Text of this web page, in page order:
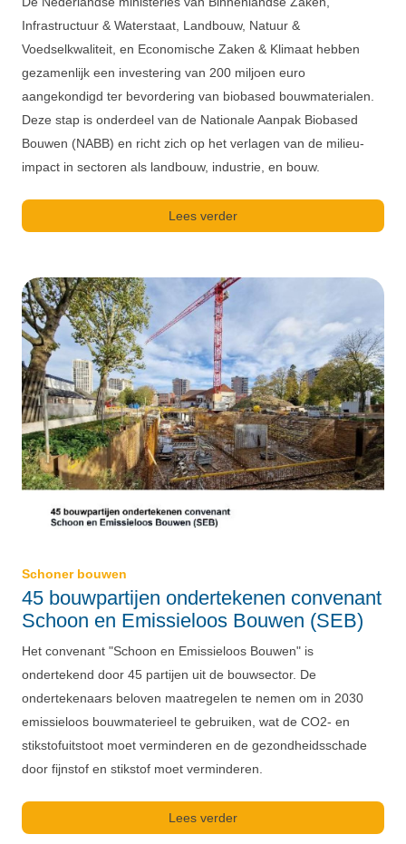
Infrastructuur & Waterstaat, Landbouw, Natuur &
Voedselkwaliteit, en Economische Zaken & Klimaat hebben
gezamenlijk een investering van 200 miljoen euro
aangekondigd ter bevordering van biobased bouwmaterialen.
Deze stap is onderdeel van de Nationale Aanpak Biobased
Bouwen (NABB) en richt zich op het verlagen van de milieu-
impact in sectoren als landbouw, industrie, en bouw.
Lees verder
Schoner bouwen
45 bouwpartijen ondertekenen convenant
Schoon en Emissieloos Bouwen (SEB)
Het convenant "Schoon en Emissieloos Bouwen" is
ondertekend door 45 partijen uit de bouwsector. De
ondertekenaars beloven maatregelen te nemen om in 2030
emissieloos bouwmaterieel te gebruiken, wat de CO2- en
stikstofuitstoot moet verminderen en de gezondheidsschade
door fijnstof en stikstof moet verminderen.
Lees verder